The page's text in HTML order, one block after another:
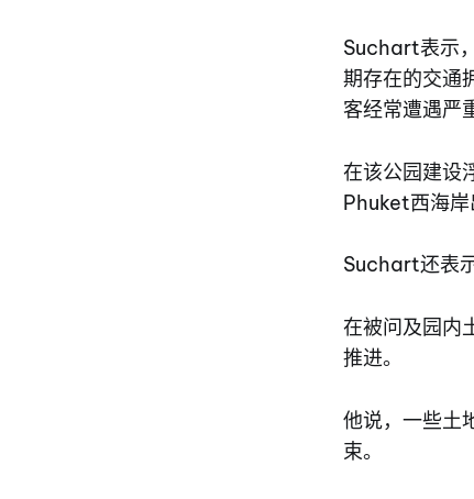
Suchart表示
期存在的交
客经常遭遇严
在该公园建设
Phuket西海岸
Suchart还表
在被问及园内
推进。
他说，一些土
束。